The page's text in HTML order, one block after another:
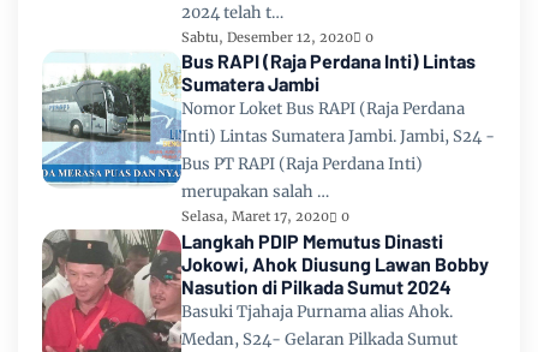
2024 telah t…
Sabtu, Desember 12, 2020 0
Bus RAPI (Raja Perdana Inti) Lintas
Sumatera Jambi
Nomor Loket Bus RAPI (Raja Perdana
Inti) Lintas Sumatera Jambi. Jambi, S24 -
Bus PT RAPI (Raja Perdana Inti)
merupakan salah …
Selasa, Maret 17, 2020 0
Langkah PDIP Memutus Dinasti
Jokowi, Ahok Diusung Lawan Bobby
Nasution di Pilkada Sumut 2024
Basuki Tjahaja Purnama alias Ahok.
Medan, S24- Gelaran Pilkada Sumut